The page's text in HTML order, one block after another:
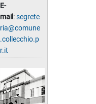
E-
mail :segrete
ria@comune
.collecchio.p
r.it